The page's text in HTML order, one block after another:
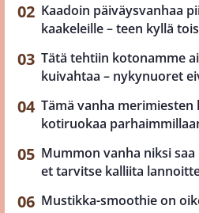
Kaadoin päiväysvanhaa
kaakeleille – teen kyllä
Tätä tehtiin kotonamme
kuivahtaa – nykynuoret
Tämä vanha
kotiruokaa
Mummon vanha niksi
et tarvitse kalliita
Mustikka-smoothie on